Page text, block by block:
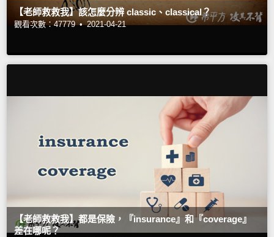
【老師救救我】該怎麼分辨 classic、classical？
觀看次數：47779 • 2021-04-21
【老師救救我】都是保險，『insurance』和『coverage』
差在哪呢？